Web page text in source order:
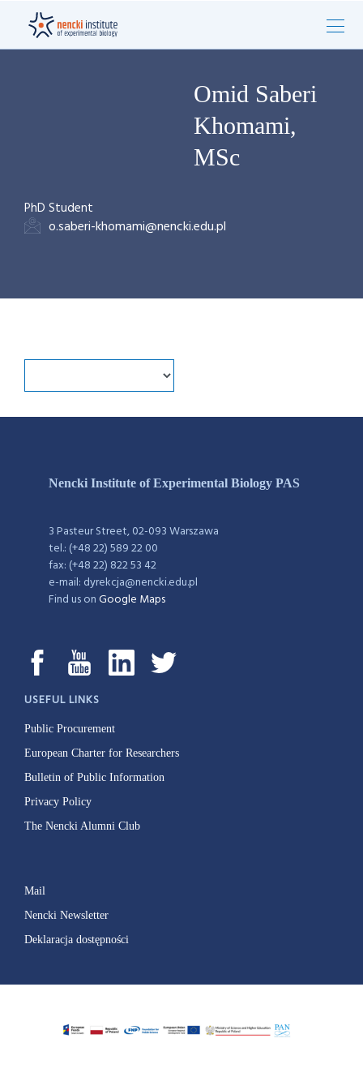
Omid Saberi
Khomami,
MSc
PhD Student
o.saberi-khomami@nencki.edu.pl
Nencki Institute of Experimental Biology PAS
3 Pasteur Street, 02-093 Warszawa
tel.: (+48 22) 589 22 00
fax: (+48 22) 822 53 42
e-mail: dyrekcja@nencki.edu.pl
Find us onGoogle Maps
USEFUL LINKS
Public Procurement
European Charter for Researchers
Bulletin of Public Information
Privacy Policy
The Nencki Alumni Club
Mail
Nencki Newsletter
Deklaracja dostępności